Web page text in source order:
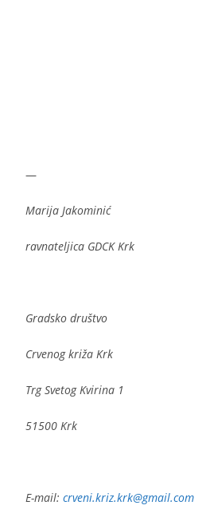
—
Marija Jakominić
ravnateljica GDCK Krk
Gradsko društvo
Crvenog križa Krk
Trg Svetog Kvirina 1
51500 Krk
E-mail:crveni.kriz.krk@gmail.com